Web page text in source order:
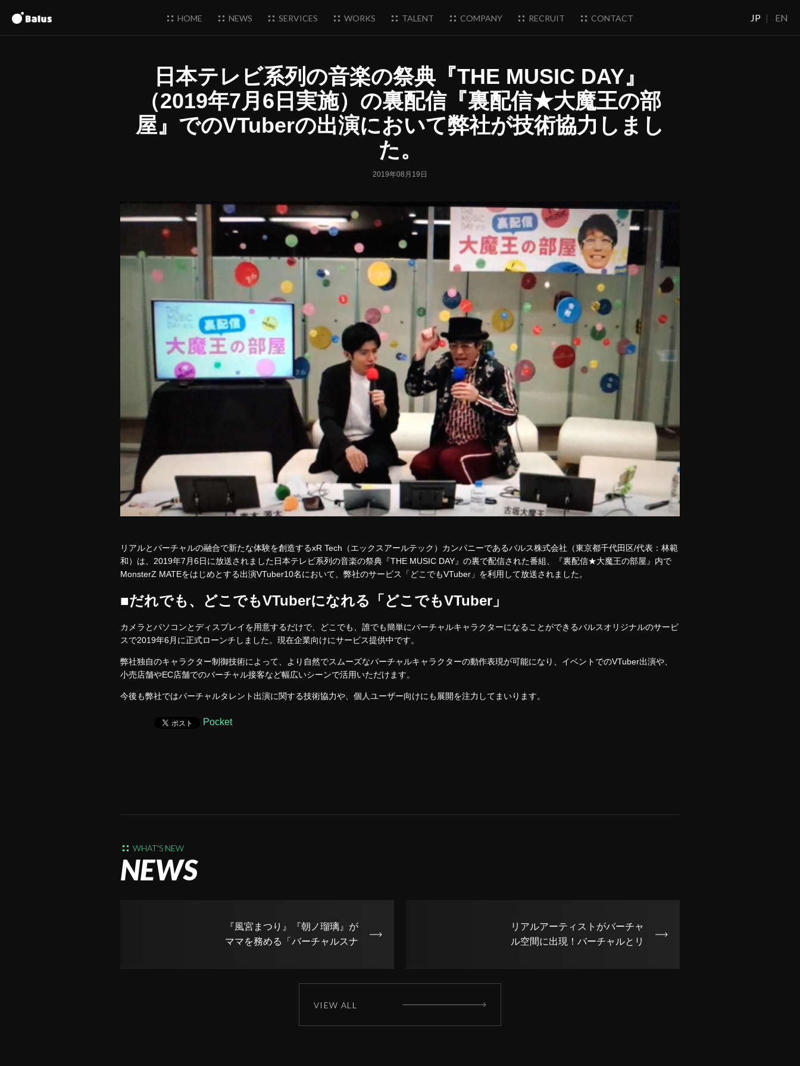
HOME NEWS SERVICES WORKS TALENT COMPANY RECRUIT CONTACT JP | EN
日本テレビ系列の音楽の祭典『THE MUSIC DAY』
（2019年7月6日実施）の裏配信『裏配信★大魔王の部
屋』でのVTuberの出演において弊社が技術協力しまし
た。
2019年08月19日
リアルとバーチャルの融合で新たな体験を創造するxR Tech（エックスアールテック）カンパニーであるバルス株式会社（東京都千代田区/代表：林範
和）は、2019年7月6日に放送されました日本テレビ系列の音楽の祭典『THE MUSIC DAY』の裏で配信された番組、『裏配信★大魔王の部屋』内で
MonsterZ MATEをはじめとする出演VTuber10名において、弊社のサービス「どこでもVTuber」を利用して放送されました。
■だれでも、どこでもVTuberになれる「どこでもVTuber」
カメラとパソコンとディスプレイを用意するだけで、どこでも、誰でも簡単にバーチャルキャラクターになることができるバルスオリジナルのサービ
スで2019年6月に正式ローンチしました。現在企業向けにサービス提供中です。
弊社独自のキャラクター制御技術によって、より自然でスムーズなバーチャルキャラクターの動作表現が可能になり、イベントでのVTuber出演や、
小売店舗やEC店舗でのバーチャル接客など幅広いシーンで活用いただけます。
今後も弊社ではバーチャルタレント出演に関する技術協力や、個人ユーザー向けにも展開を注力してまいります。
Pocket
WHAT'S NEW
NEWS
『風宮まつり』『朝ノ瑠璃』が
ママを務める「バーチャルスナ
リアルアーティストがバーチャ
ル空間に出現！バーチャルとリ
VIEW ALL